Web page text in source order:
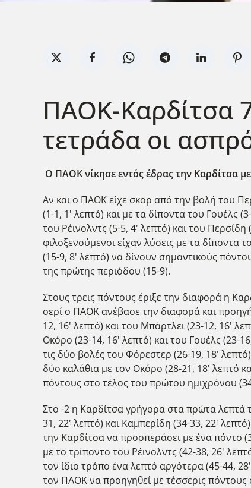
ΠΑΟΚ-Καρδίτσα
τετράδα οι
Ο ΠΑΟΚ νίκησε εντός έδρας την Καρδίτσα
Αν και ο ΠΑΟΚ είχε σκορ από την βολή του
(1-1, 1' λεπτό) και με τα δίποντα του Γουέλς
του Ρέινολντς (5-5, 4' λεπτό) και του
φιλοξενούμενοι είχαν λύσεις με τα δίποντα
(15-9, 8' λεπτό) να δίνουν σημαντικούς
της πρώτης περιόδου (15-9).
Στους τρεις πόντους έριξε την διαφορά η
σερί ο ΠΑΟΚ ανέβασε την διαφορά και
12, 16' λεπτό) και του Μπάρτλει (23-12, 16'
Οκόρο (23-14, 16' λεπτό) και του Γουέλς (23-
τις δύο βολές του Φόρεστερ (26-19, 18'
δύο καλάθια με τον Οκόρο (28-21, 18' λεπτό
πόντους στο τέλος του πρώτου ημιχρόνου
Στο -2 η Καρδίτσα γρήγορα στα πρώτα λεπτά
31, 22' λεπτό) και Καμπερίδη (34-33, 22'
την Καρδίτσα να προσπεράσει με ένα πόντο
με το τρίποντο του Ρέινολντς (42-38, 26'
τον ίδιο τρόπο ένα λεπτό αργότερα (45-44,
τον ΠΑΟΚ να προηγηθεί με τέσσερις πόντους